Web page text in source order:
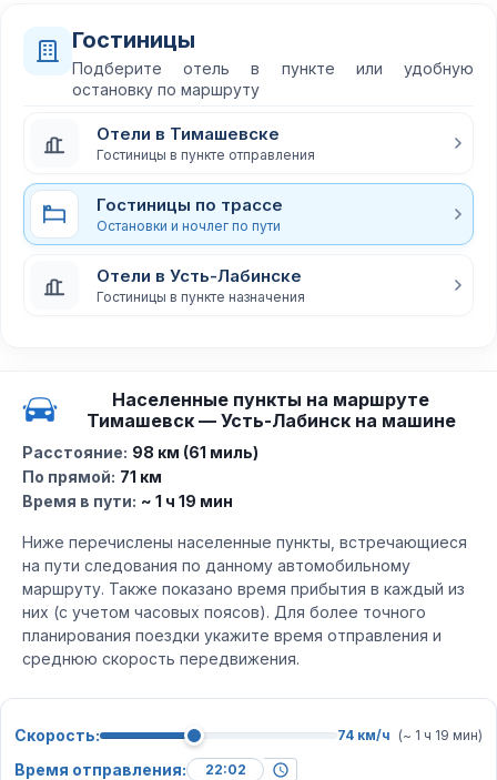
Гостиницы
Подберите отель в пункте или удобную
остановку по маршруту
Отели в Тимашевске
Гостиницы в пункте отправления
Гостиницы по трассе
Остановки и ночлег по пути
Отели в Усть-Лабинске
Гостиницы в пункте назначения
Населенные пункты на маршруте
Тимашевск — Усть-Лабинск на машине
Расстояние: 98 км (61 миль)
По прямой: 71 км
Время в пути: ~ 1 ч 19 мин
Ниже перечислены населенные пункты, встречающиеся
на пути следования по данному автомобильному
маршруту. Также показано время прибытия в каждый из
них (с учетом часовых поясов). Для более точного
планирования поездки укажите время отправления и
среднюю скорость передвижения.
Скорость: 74 км/ч (~ 1 ч 19 мин)
Время отправления: